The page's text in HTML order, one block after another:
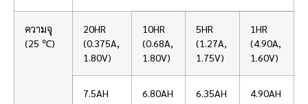
ความจุ
(25 ℃)
20HR
(0.375A,
1.80V)
10HR
(0.68A,
1.80V)
5HR
(1.27A,
1.75V)
1HR
(4.90A,
1.60V)
7.5AH 6.80AH 6.35AH 4.90AH